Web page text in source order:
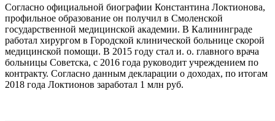
Согласно официальной биографии Константина Локтионова,
профильное образование он получил в Смоленской
государственной медицинской академии. В Калининграде
работал хирургом в Городской клинической больнице скорой
медицинской помощи. В 2015 году стал и. о. главного врача
больницы Советска, с 2016 года руководит учреждением по
контракту. Согласно данным декларации о доходах, по итогам
2018 года Локтионов заработал 1 млн руб.